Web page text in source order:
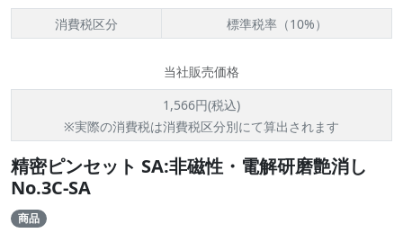
消費税区分
標準税率（10%）
当社販売価格
1,566円(税込)
※実際の消費税は消費税区分別にて算出されます
精密ピンセット SA:非磁性・電解研磨艶消し
No.3C-SA
商品